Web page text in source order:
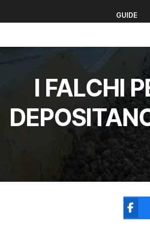
GUIDE
I FALCHI